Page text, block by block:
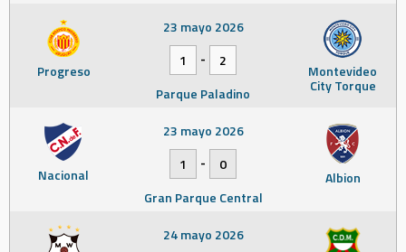
Progreso Montevideo
City Torque
23 mayo 2026
1
-
2
Parque Paladino
Nacional Albion
23 mayo 2026
1
-
0
Gran Parque Central
24 mayo 2026